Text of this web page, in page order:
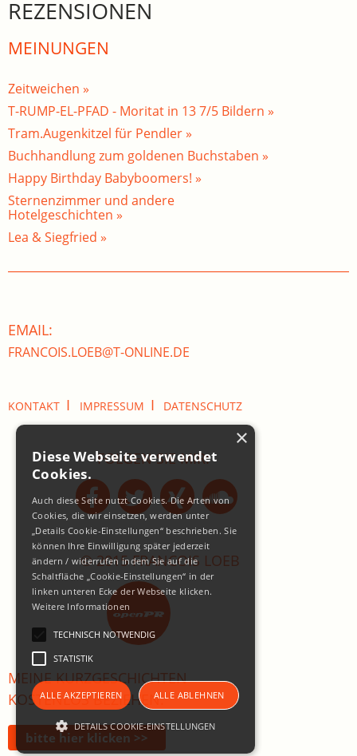
REZENSIONEN
MEINUNGEN
Zeitweichen »
T-RUMP-EL-PFAD - Moritat in 13 7/5 Bildern »
Tram.Augenkitzel für Pendler »
Buchhandlung zum goldenen Buchstaben »
Happy Birthday Babyboomers! »
Sternenzimmer und andere
Hotelgeschichten »
Lea & Siegfried »
EMAIL:
FRANCOIS.LOEB@T-ONLINE.DE
KONTAKT I IMPRESSUM I DATENSCHUTZ
FOLGEN SIE MIR:
© 2015 FRANCOIS LOEB
MEINE KURZGESCHICHTEN
KOSTENLOS BEZIEHEN:
×
Diese Webseite verwendet
Cookies.
Auch diese Seite nutzt Cookies. Die Arten von
Cookies, die wir einsetzen, werden unter
„Details Cookie-Einstellungen“ beschrieben. Sie
können Ihre Einwilligung später jederzeit
ändern / widerrufen indem Sie auf die
Schaltfläche „Cookie-Einstellungen“ in der
linken unteren Ecke der Webseite klicken.
Weitere Informationen
TECHNISCH NOTWENDIG
STATISTIK
ALLE AKZEPTIEREN ALLE ABLEHNEN
DETAILS COOKIE-EINSTELLUNGEN